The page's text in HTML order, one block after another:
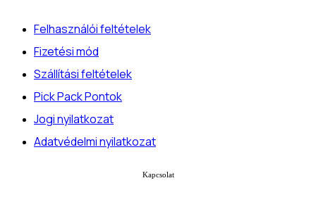
Felhasználói feltételek
Fizetési mód
Szállítási feltételek
Pick Pack Pontok
Jogi nyilatkozat
Adatvédelmi nyilatkozat
Kapcsolat